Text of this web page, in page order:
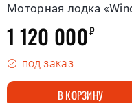
Моторная лодка
1 120 000₽
под заказ
В КОРЗИНУ